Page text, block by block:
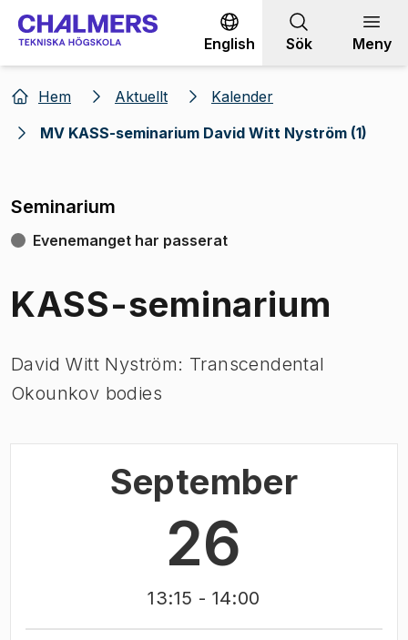
Gå till innehållet
English Sök Meny
Hem Aktuellt
Kalender
MV KASS-seminarium David Witt Nyström (1)
Seminarium
Evenemanget har passerat
KASS-seminarium
David Witt Nyström: Transcendental
Okounkov bodies
September
26
13:15 - 14:00